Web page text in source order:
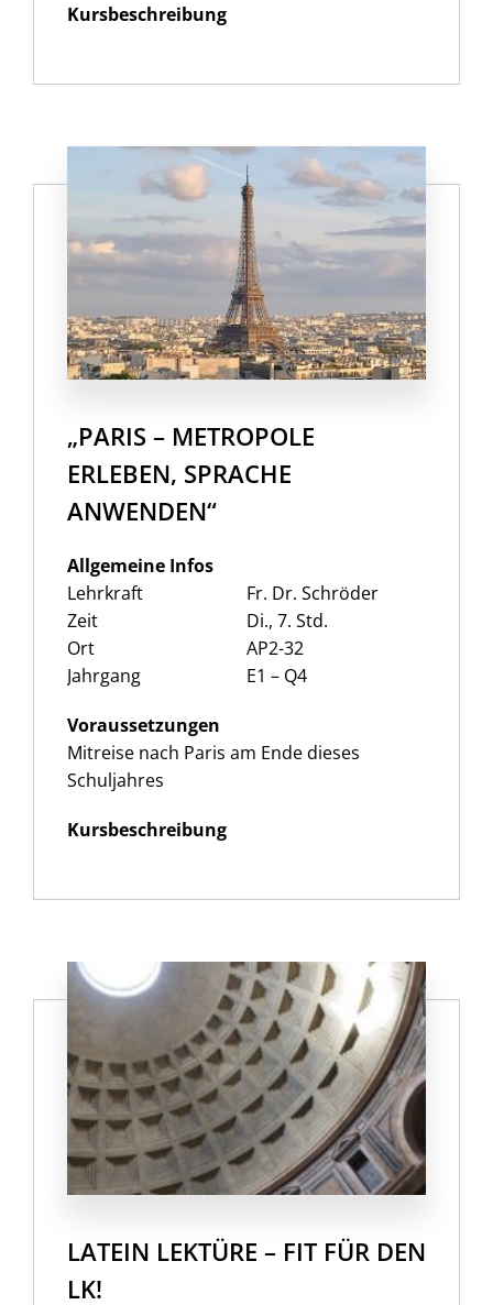
Kursbeschreibung
„PARIS – METROPOLE
ERLEBEN, SPRACHE
ANWENDEN“
Allgemeine Infos
Lehrkraft
Zeit
Ort
Jahrgang
Fr. Dr. Schröder
Di., 7. Std.
AP2-32
E1 – Q4
Voraussetzungen
Mitreise nach Paris am Ende dieses
Schuljahres
Kursbeschreibung
LATEIN LEKTÜRE – FIT FÜR DEN
LK!